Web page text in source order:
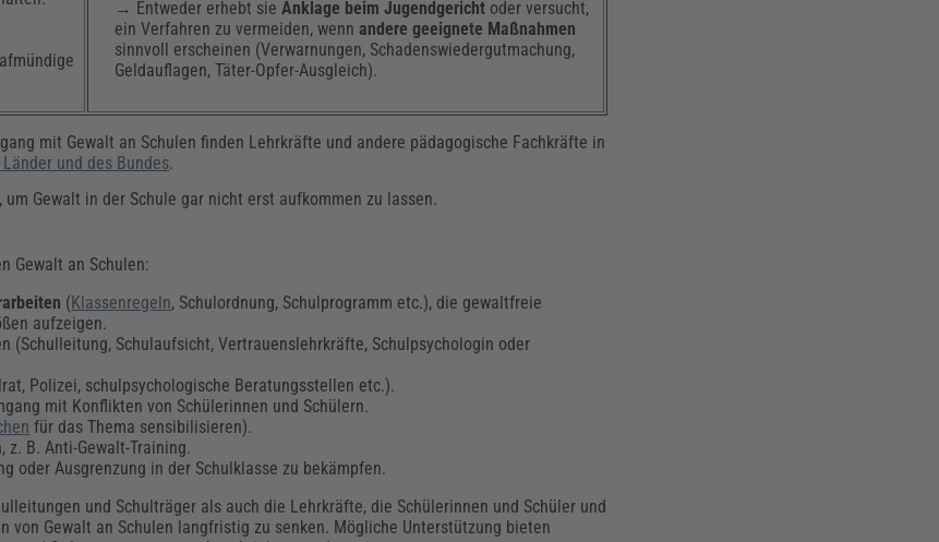
→ Entweder erhebt sieAnklage beim Jugendgericht oder versucht,
ein Verfahren zu vermeiden, wennandere geeignete Maßnahmen
sinnvoll erscheinen (Verwarnungen, Schadenswiedergutmachung,
Geldauflagen, Täter-Opfer-Ausgleich).
mit Gewalt an Schulen finden Lehrkräfte und andere pädagogische Fachkräfte in
und des Bundes.
Gewalt in der Schule gar nicht erst aufkommen zu lassen.
Gewalt an Schulen:
( Klassenregeln, Schulordnung, Schulprogramm etc.), die gewaltfreie
aufzeigen.
(Schulleitung, Schulaufsicht, Vertrauenslehrkräfte, Schulpsychologin oder
Polizei, schulpsychologische Beratungsstellen etc.).
mit Konflikten von Schülerinnen und Schülern.
für das Thema sensibilisieren).
z. B. Anti-Gewalt-Training.
oder Ausgrenzung in der Schulklasse zu bekämpfen.
und Schulträger als auch die Lehrkräfte, die Schülerinnen und Schüler und
Gewalt an Schulen langfristig zu senken. Mögliche Unterstützung bieten